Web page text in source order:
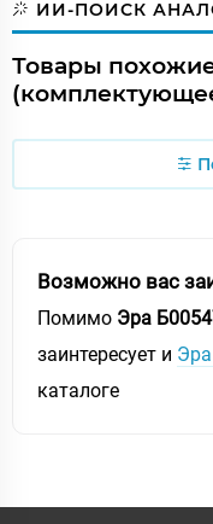
ИИ-ПОИСК
Товары
Возможно вас
Помимо Эра
заинтересует и
каталоге